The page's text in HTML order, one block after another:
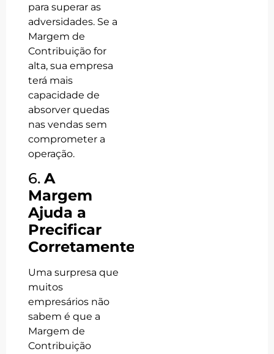
para superar as
adversidades. Se a
Margem de
Contribuição for
alta, sua empresa
terá mais
capacidade de
absorver quedas
nas vendas sem
comprometer a
operação.
6.A
Margem
Ajuda a
Precificar
Corretamente
Uma surpresa que
muitos
empresários não
sabem é que a
Margem de
Contribuição